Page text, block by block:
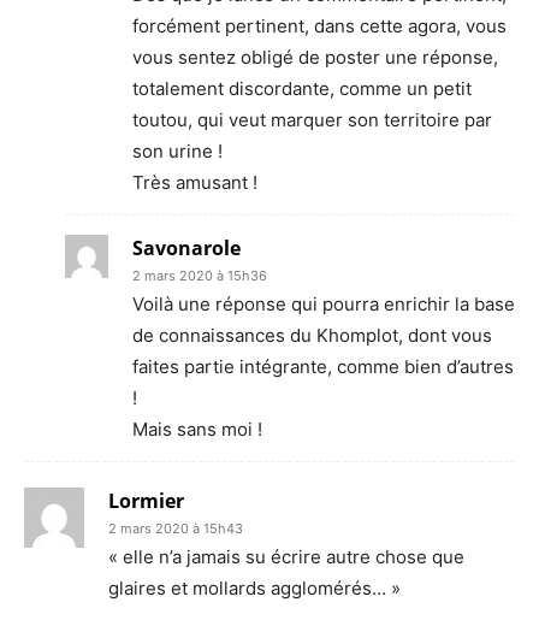
forcément pertinent, dans cette agora, vous
vous sentez obligé de poster une réponse,
totalement discordante, comme un petit
toutou, qui veut marquer son territoire par
son urine !
Très amusant !
Savonarole
2 mars 2020 à 15h36
Voilà une réponse qui pourra enrichir la base
de connaissances du Khomplot, dont vous
faites partie intégrante, comme bien d’autres
!
Mais sans moi !
Lormier
2 mars 2020 à 15h43
« elle n’a jamais su écrire autre chose que
glaires et mollards agglomérés… »